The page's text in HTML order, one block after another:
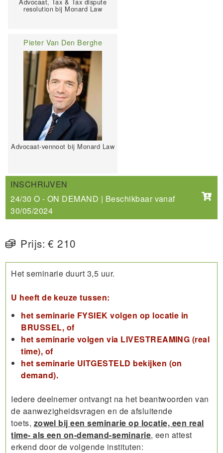
resolution bij Monard Law
Pieter Van Den Berghe
Advocaat-vennoot bij Monard Law
INSCHRIJVEN
24/30 O - ON DEMAND | Beschikbaar vanaf
30/05/2024
Prijs: € 210
Het seminarie duurt 3,5 uur.
U heeft de keuze tussen:
het seminarie FYSIEK volgen op locatie in
BRUSSEL, of
het seminarie volgen via LIVESTREAMING (real
time), of
het seminarie UITGESTELD bekijken (on
demand).
Iedere deelnemer ontvangt na het beantwoorden van
de aanwezigheidsvragen en de afsluitende
toets, zowel bij een seminarie op locatie, een real
time- als een on-demand-seminarie, een attest
erkend door de volgende instituten: